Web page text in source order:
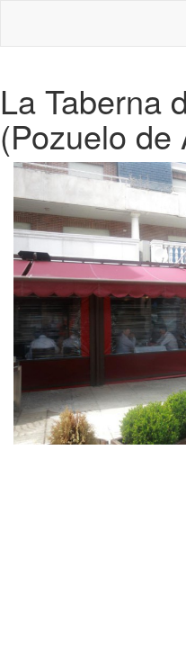
La Taberna
(Pozuelo de